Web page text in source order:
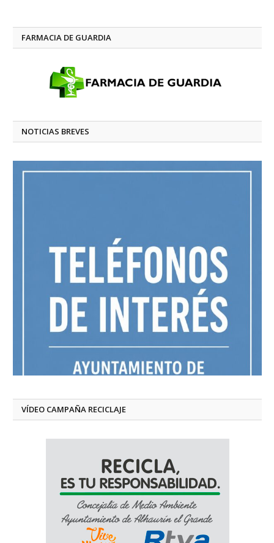
FARMACIA DE GUARDIA
NOTICIAS BREVES
VÍDEO CAMPAÑA RECICLAJE